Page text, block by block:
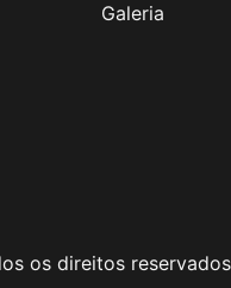
Galeria
os direitos reservados